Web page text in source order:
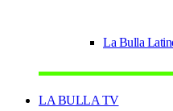
La Bulla
LA BULLA TV